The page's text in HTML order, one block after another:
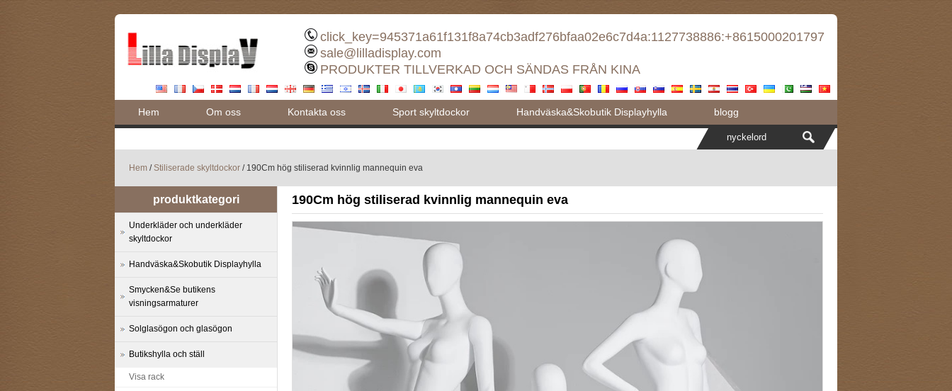
click_key=945371a61f131f8a74cb3adf276bfaa02e6c7d4a:1127738886:+8615000201797
sale@lilladisplay.com
PRODUKTER TILLVERKAD OCH SÄNDAS FRÅN KINA
Hem Om oss Kontakta oss Sport skyltdockor Handväska&Skobutik Displayhylla blogg
Hem /Stiliserade skyltdockor / 190Cm hög stiliserad kvinnlig mannequin eva
190Cm hög stiliserad kvinnlig mannequin eva
produktkategori
Underkläder och underkläder
skyltdockor
Handväska&Skobutik Displayhylla
Smycken&Se butikens
visningsarmaturer
Solglasögon och glasögon
Butikshylla och ställ
Visa rack